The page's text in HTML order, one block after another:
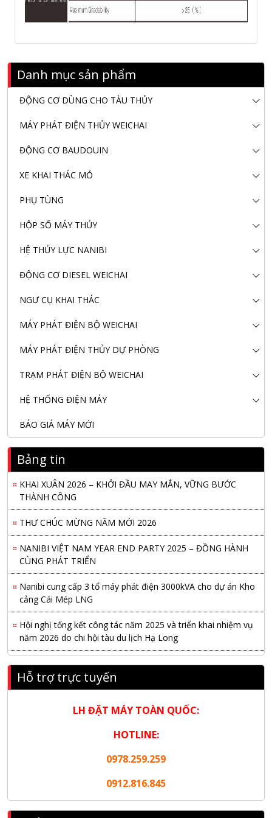
Danh mục sản phẩm
ĐỘNG CƠ DÙNG CHO TÀU THỦY
MÁY PHÁT ĐIỆN THỦY WEICHAI
ĐỘNG CƠ BAUDOUIN
XE KHAI THÁC MỎ
PHỤ TÙNG
HỘP SỐ MÁY THỦY
HỆ THỦY LỰC NANIBI
ĐỘNG CƠ DIESEL WEICHAI
NGƯ CỤ KHAI THÁC
MÁY PHÁT ĐIỆN BỘ WEICHAI
MÁY PHÁT ĐIỆN THỦY DỰ PHÒNG
TRẠM PHÁT ĐIỆN BỘ WEICHAI
HỆ THỐNG ĐIỆN MÁY
BÁO GIÁ MÁY MỚI
Bảng tin
Tú 29
KHAI XUÂN 2026 – KHỞI ĐẦU MAY MẮN, VỮNG BƯỚC
THÀNH CÔNG
THƯ CHÚC MỪNG NĂM MỚI 2026
NANIBI VIỆT NAM YEAR END PARTY 2025 – ĐỒNG HÀNH
CÙNG PHÁT TRIỂN
Nanibi cung cấp 3 tổ máy phát điện 3000kVA cho dự án Kho
cảng Cái Mép LNG
Hội nghị tổng kết công tác năm 2025 và triển khai nhiệm vụ
năm 2026 do chi hội tàu du lịch Hạ Long
phát triển bền vững
tác toàn cầu tại Jakarta
Nanibi Cung Cấp Động Cơ Weichai Cho Tàu Vận Tải Minh
THƯ CHÚC MỪNG NĂM MỚI 2026
Hỗ trợ trực tuyến
LH ĐẶT MÁY TOÀN QUỐC:
HOTLINE:
0978.259.259
0912.816.845